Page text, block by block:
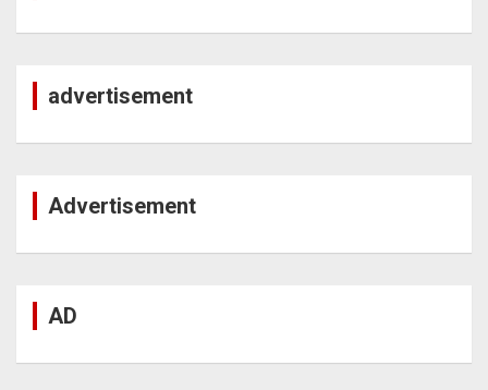
advertisement
Advertisement
AD